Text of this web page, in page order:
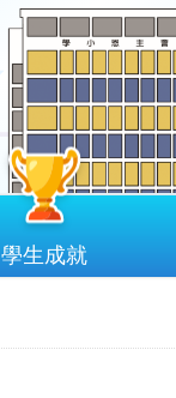
學生成就